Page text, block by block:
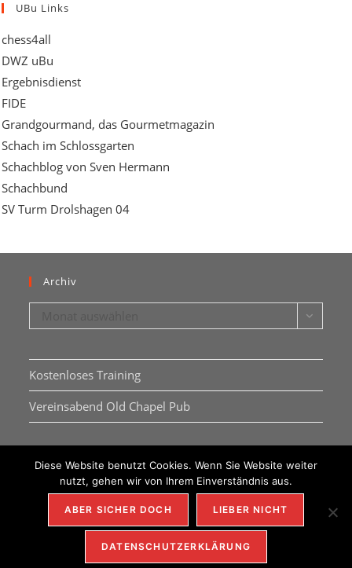
UBu Links
chess4all
DWZ uBu
Ergebnisdienst
FIDE
Grandgourmand, das Gourmetmagazin
Schach im Schlossgarten
Schachblog von Sven Hermann
Schachbund
SV Turm Drolshagen 04
Archiv
Kostenloses Training
Vereinsabend Old Chapel Pub
IMPRESSUM DSGVO KONTAKT REDAKTION
copyright SC uBu e.V. 2021
Diese Website benutzt Cookies. Wenn Sie Website weiter
nutzt, gehen wir von Ihrem Einverständnis aus.
ABER SICHER DOCH LIEBER NICHT
DATENSCHUTZERKLÄRUNG